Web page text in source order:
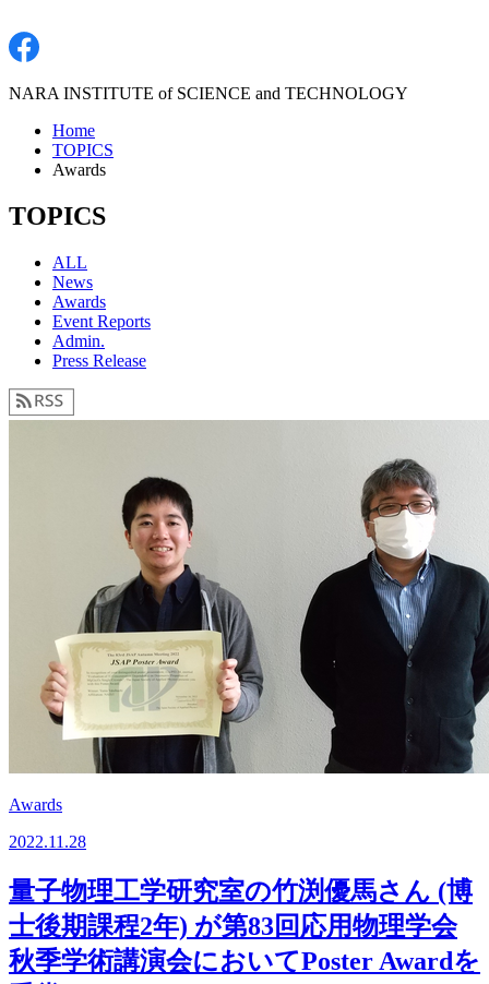
NARA INSTITUTE of SCIENCE and TECHNOLOGY
Home
TOPICS
Awards
TOPICS
ALL
News
Awards
Event Reports
Admin.
Press Release
Awards
2022.11.28
量子物理工学研究室の竹渕優馬さん (博
士後期課程2年) が第83回応用物理学会
秋季学術講演会においてPoster Awardを